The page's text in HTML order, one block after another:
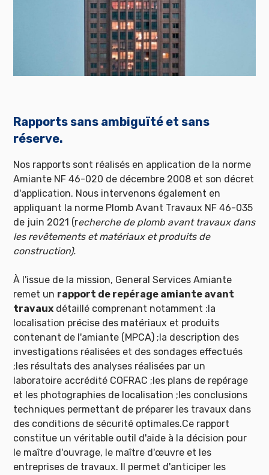
Rapports sans ambiguïté et sans
réserve.
Nos rapports sont réalisés en application de la norme
Amiante NF 46-020 de décembre 2008 et son décret
d'application. Nous intervenons également en
appliquant la norme Plomb Avant Travaux NF 46-035
de juin 2021 (recherche de plomb avant travaux dans
les revêtements et matériaux et produits de
construction).
À l'issue de la mission, General Services Amiante
remet un rapport de repérage amiante avant
travaux détaillé comprenant notamment :la
localisation précise des matériaux et produits
contenant de l'amiante (MPCA) ;la description des
investigations réalisées et des sondages effectués
;les résultats des analyses réalisées par un
laboratoire accrédité COFRAC ;les plans de repérage
et les photographies de localisation ;les conclusions
techniques permettant de préparer les travaux dans
des conditions de sécurité optimales.Ce rapport
constitue un véritable outil d'aide à la décision pour
le maître d'ouvrage, le maître d'œuvre et les
entreprises de travaux. Il permet d'anticiper les